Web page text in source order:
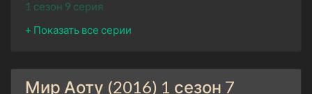
1 сезон 9 серия
1 сезон 8 серия
1 сезон 6 серия
Мир Аоту (2016) 1 сезон 7